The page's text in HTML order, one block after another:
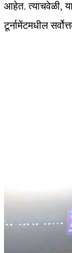
आहेत. त्याचवेळी,
टूर्नामेंटमधील